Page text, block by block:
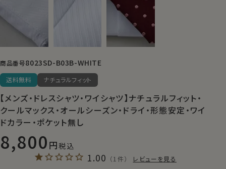
商品番号8023SD-B03B-WHITE
送料無料 ナチュラルフィット
【メンズ・ドレスシャツ・ワイシャツ】ナチュラルフィット・
クールマックス・オールシーズン・ドライ・形態安定・ワイ
ドカラー・ポケット無し
8,800 税込
1.00 （1件） レビューを見る